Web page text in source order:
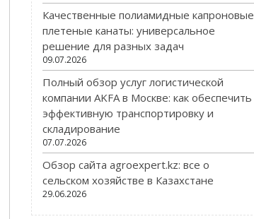
Качественные полиамидные капроновые
плетеные канаты: универсальное
решение для разных задач
09.07.2026
Полный обзор услуг логистической
компании AKFA в Москве: как обеспечить
эффективную транспортировку и
складирование
07.07.2026
Обзор сайта agroexpert.kz: все о
сельском хозяйстве в Казахстане
29.06.2026